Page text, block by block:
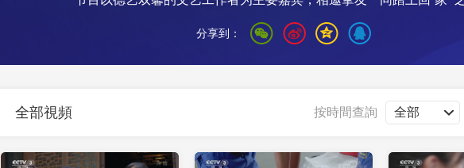
NBA 中超 國足 國際足球
生活體育大會 體育江湖 文化體育 冰雪道路 足球道路
生態環境 一帶一路 科普 健康 樂齡 閱讀
分享到：
全部視頻 按時間查詢